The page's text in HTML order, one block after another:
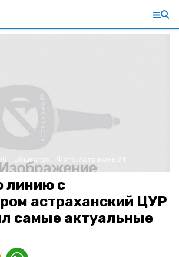
линию с
астраханский ЦУР
самые актуальные